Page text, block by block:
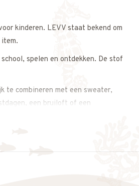
kinderen. LEVV staat bekend om
spelen en ontdekken. De stof
te combineren met een sweater,
een bruiloft of een
voor je na, zodat je zeker